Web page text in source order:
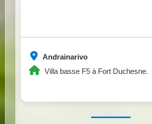
Andrainarivo
Villa basse F5 à Fort Duchesne.